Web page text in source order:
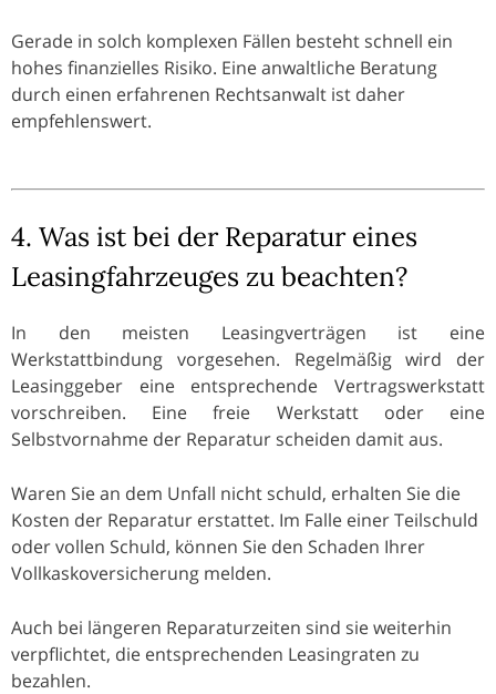
Gerade in solch komplexen Fällen besteht schnell ein
hohes finanzielles Risiko. Eine anwaltliche Beratung
durch einen erfahrenen Rechtsanwalt ist daher
empfehlenswert.
4. Was ist bei der Reparatur eines
Leasingfahrzeuges zu beachten?
In den meisten Leasingverträgen ist eine
Werkstattbindung vorgesehen. Regelmäßig wird der
Leasinggeber eine entsprechende Vertragswerkstatt
vorschreiben. Eine freie Werkstatt oder eine
Selbstvornahme der Reparatur scheiden damit aus.
Waren Sie an dem Unfall nicht schuld, erhalten Sie die
Kosten der Reparatur erstattet. Im Falle einer Teilschuld
oder vollen Schuld, können Sie den Schaden Ihrer
Vollkaskoversicherung melden.
Auch bei längeren Reparaturzeiten sind sie weiterhin
verpflichtet, die entsprechenden Leasingraten zu
bezahlen.